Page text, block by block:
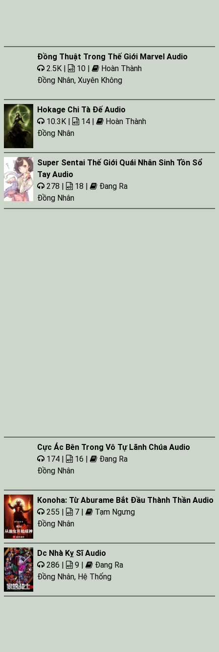
Đồng Thuật Trong Thế Giới Marvel Audio
2.5K |
10 |
Hoàn Thành
Đồng Nhân, Xuyên Không
Hokage Chi Tà Đế Audio
10.3K |
14 |
Hoàn Thành
Đồng Nhân
Super Sentai Thế Giới Quái Nhân Sinh Tồn Sổ
Tay Audio
278 |
18 |
Đang Ra
Đồng Nhân
Cực Ác Bên Trong Vô Tự Lãnh Chúa Audio
174 |
16 |
Đang Ra
Đồng Nhân
Konoha: Từ Aburame Bắt Đầu Thành Thần Audio
255 |
7 |
Tạm Ngưng
Đồng Nhân
Dc Nhà Kỵ Sĩ Audio
286 |
9 |
Đang Ra
Đồng Nhân, Hệ Thống